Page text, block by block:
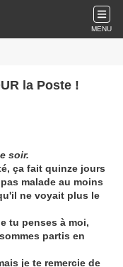
MENU
la Poste !
soir.
ça fait quinze jours
malade au moins
ne voyait plus le
tu penses à moi,
partis en
je te remercie de